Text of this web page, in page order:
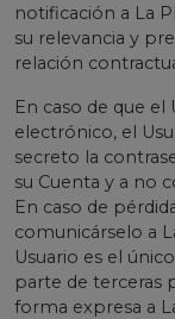
notificación a La
su relevancia y
relación
En caso de que
electrónico, el
secreto la
su Cuenta y a no
En caso de
comunicárselo a
Usuario es el
parte de terceras
forma expresa a